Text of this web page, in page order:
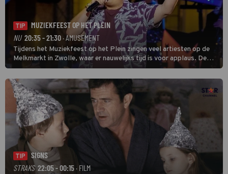
TIP
MUZIEKFEEST OP HET PLEIN
NU 20:35 - 21:30· AMUSEMENT
Tijdens het Muziekfeest op het Plein zingen veel artiesten op de
Melkmarkt in Zwolle, waar er nauwelijks tijd is voor applaus. De
grootste namen zijn André Hazes, Jannes, René Froger en
natuurlijk Rutger van Barneveld met zijn hit Zwoele Zomernachten.
TIP
SIGNS
STRAKS 22:05 - 00:15 · FILM